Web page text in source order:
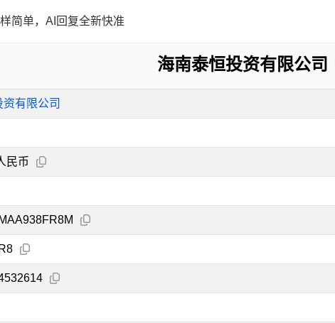
简单，AI回复全新快准
海南泰恒投资有限公司
有限公司
民币